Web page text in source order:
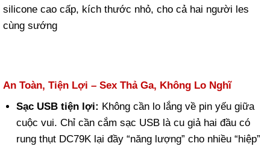
An Toàn, Tiện Lợi – Sex Thả Ga, Không Lo Nghĩ
Sạc USB tiện lợi: Không cần lo lắng về pin yếu giữa
cuộc vui. Chỉ cần cắm sạc USB là cu giả hai đầu có
rung thụt DC79K lại đầy “năng lượng” cho nhiều “hiệp”